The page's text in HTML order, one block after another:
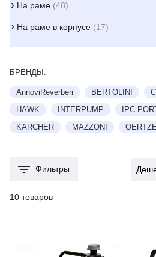
На раме (48)
На раме в корпусе (17)
БРЕНДЫ:
AnnoviReverberi BERTOLINI
HAWK
INTERPUMP
IPC
KARCHER
MAZZONI
10 товаров
Фильтры